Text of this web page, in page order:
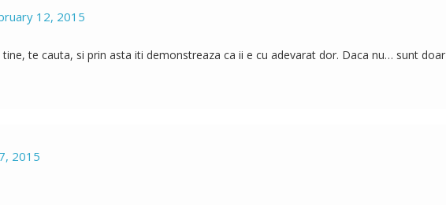
12, 2015
tine, te cauta, si prin asta iti demonstreaza ca ii e cu adevarat dor. Daca nu… sunt doar
2015